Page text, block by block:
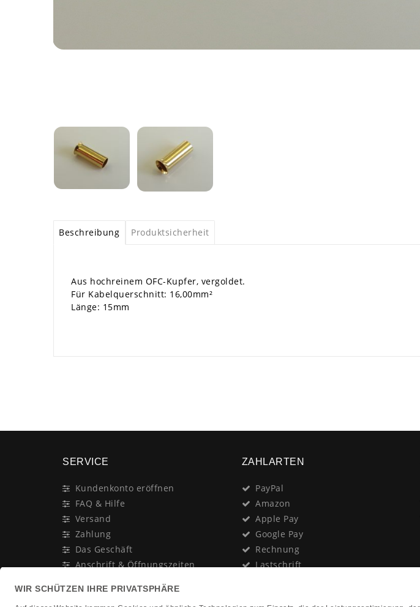
Beschreibung Produktsicherheit
Aus hochreinem OFC-Kupfer, vergoldet.
Für Kabelquerschnitt: 16,00mm²
Länge: 15mm
SERVICE
Kundenkonto eröffnen
FAQ & Hilfe
Versand
Zahlung
Das Geschäft
Anschrift & Öffnungszeiten
Newsletter
ZAHLARTEN
PayPal
Amazon
Apple Pay
Google Pay
Rechnung
Lastschrift